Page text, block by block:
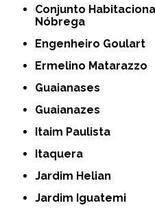
Conjunto Habitacional Padre Manoel da
Nóbrega
Engenheiro Goulart
Ermelino Matarazzo
Guaianases
Guaianazes
Itaim Paulista
Itaquera
Jardim Helian
Jardim Iguatemi